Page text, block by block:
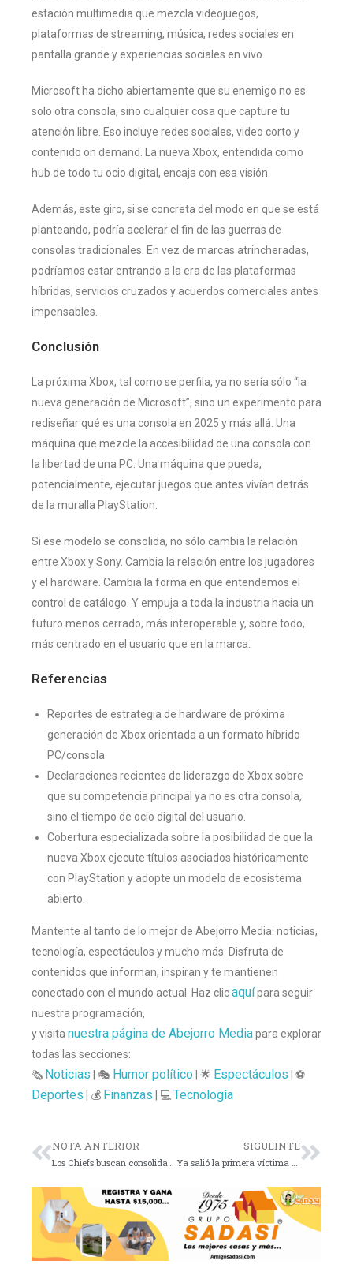
estación multimedia que mezcla videojuegos,
plataformas de streaming, música, redes sociales en
pantalla grande y experiencias sociales en vivo.
Microsoft ha dicho abiertamente que su enemigo no es
solo otra consola, sino cualquier cosa que capture tu
atención libre. Eso incluye redes sociales, video corto y
contenido on demand. La nueva Xbox, entendida como
hub de todo tu ocio digital, encaja con esa visión.
Además, este giro, si se concreta del modo en que se está
planteando, podría acelerar el fin de las guerras de
consolas tradicionales. En vez de marcas atrincheradas,
podríamos estar entrando a la era de las plataformas
híbridas, servicios cruzados y acuerdos comerciales antes
impensables.
Conclusión
La próxima Xbox, tal como se perfila, ya no sería sólo “la
nueva generación de Microsoft”, sino un experimento para
rediseñar qué es una consola en 2025 y más allá. Una
máquina que mezcle la accesibilidad de una consola con
la libertad de una PC. Una máquina que pueda,
potencialmente, ejecutar juegos que antes vivían detrás
de la muralla PlayStation.
Si ese modelo se consolida, no sólo cambia la relación
entre Xbox y Sony. Cambia la relación entre los jugadores
y el hardware. Cambia la forma en que entendemos el
control de catálogo. Y empuja a toda la industria hacia un
futuro menos cerrado, más interoperable y, sobre todo,
más centrado en el usuario que en la marca.
Referencias
Reportes de estrategia de hardware de próxima
generación de Xbox orientada a un formato híbrido
PC/consola.
Declaraciones recientes de liderazgo de Xbox sobre
que su competencia principal ya no es otra consola,
sino el tiempo de ocio digital del usuario.
Cobertura especializada sobre la posibilidad de que la
nueva Xbox ejecute títulos asociados históricamente
con PlayStation y adopte un modelo de ecosistema
abierto.
Mantente al tanto de lo mejor de Abejorro Media: noticias,
tecnología, espectáculos y mucho más. Disfruta de
contenidos que informan, inspiran y te mantienen
conectado con el mundo actual. Haz clicaquípara seguir
nuestra programación,
y visita nuestra página de Abejorro Mediapara explorar
todas las secciones:
🗞️ Noticias | 🎭 Humor político| 🌟 Espectáculos | ⚽
Deportes | 💰 Finanzas | 💻 Tecnología
NOTA ANTERIOR SIGUEINTE